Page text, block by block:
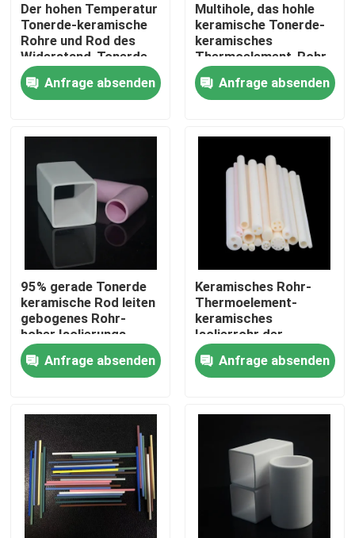
Haus
Videos
ÜBER US
Fabrik-Ausflug
Qualitätskontrolle
Treten Sie mit uns in Verbindung
Fordern Sie ein Zitat
Maschinell bearbeitende keramische Teile
Tonerde 95 keramisch
Der hohen Temperatur
Tonerde-keramische
Rohre und Rod des
Widerstand-Tonerde-
Schutz-Rohr-95%
Anfrage absenden
Multihole, das hohle
keramische Tonerde-
keramisches
Thermoelement-Rohr
der Rohr-99% isoliert
Anfrage absenden
95% gerade Tonerde
keramische Rod leiten
gebogenes Rohr-
hoher Isolierungs-
Mulit-keramisches
RohrAnfrage absenden
Keramisches Rohr-
Thermoelement-
keramisches
Isolierrohr der
Wärmeaustausch-
Tonerde-hohen
Temperatur
Anfrage absenden